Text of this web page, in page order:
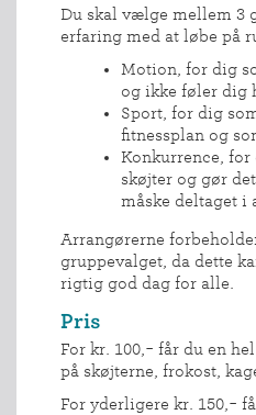
Du skal vælge mellem 3
erfaring med at løbe på
Motion, for dig
og ikke føler dig
Sport, for dig
fitnessplan og
Konkurrence, for
skøjter og gør
måske deltaget i
Arrangørerne
gruppevalget, da dette
rigtig god dag for alle.
Pris
For kr. 100,- får du en
på skøjterne, frokost,
For yderligere kr. 150,-